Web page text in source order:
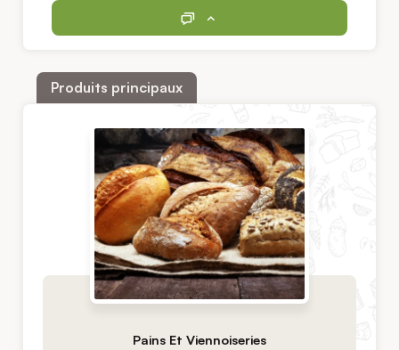
Produits principaux
Pains Et Viennoiseries